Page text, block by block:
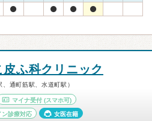
ふ科クリニック
通町筋駅、水道町駅）
マイナ受付 (スマホ可)
ン診療対応 女医在籍